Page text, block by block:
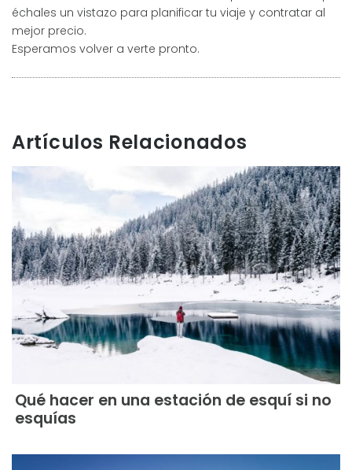
échales un vistazo para planificar tu viaje y contratar al
mejor precio.
Esperamos volver a verte pronto.
Artículos Relacionados
Qué hacer en una estación de esquí si no
esquías